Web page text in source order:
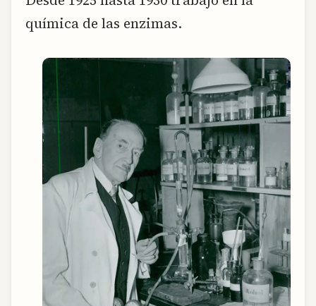
química de las enzimas.